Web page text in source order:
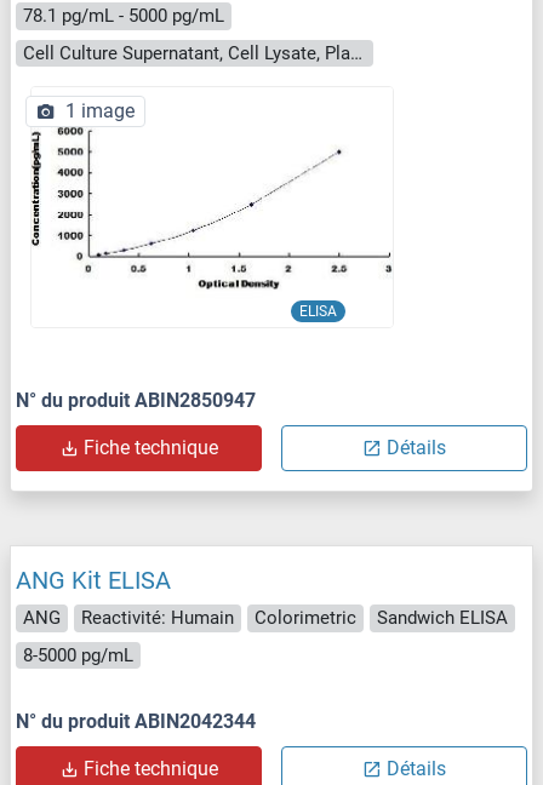
78.1 pg/mL - 5000 pg/mL
Cell Culture Supernatant, Cell Lysate, Plasma, Serum, Tissue Homogenate
ELISA
1 image
N° du produit ABIN2850947
Fiche technique Détails
ANG Kit ELISA
ANG Reactivité: Humain Colorimetric
Sandwich ELISA
8-5000 pg/mL
N° du produit ABIN2042344
Fiche technique Détails